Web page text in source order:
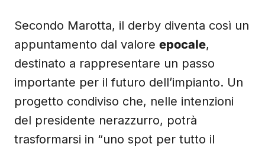
Secondo Marotta, il derby diventa così un
appuntamento dal valore epocale,
destinato a rappresentare un passo
importante per il futuro dell’impianto. Un
progetto condiviso che, nelle intenzioni
del presidente nerazzurro, potrà
trasformarsi in “uno spot per tutto il